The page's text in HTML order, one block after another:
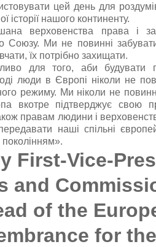
цей день для
історії нашого континенту.
верховенства права і
Союзу. Ми не повинні
їх потрібно захищати.
для того, аби будувати
люди в Європі ніколи не
режиму. Ми ніколи не
вкотре підтверджує свою
правам людини і
наші спільні
First-Vice-
and
of the
for